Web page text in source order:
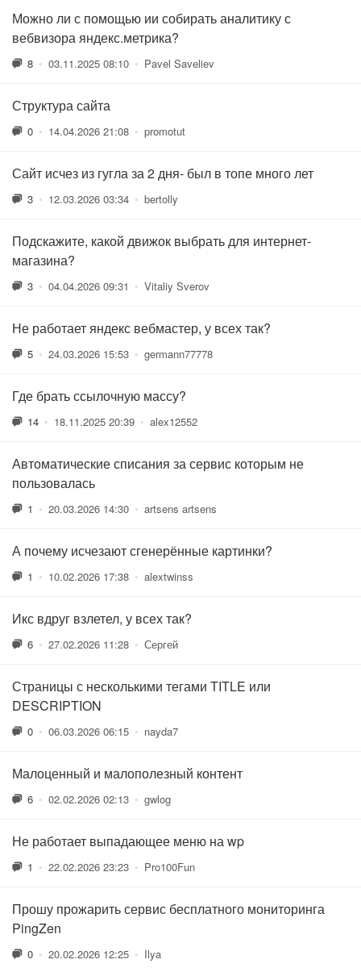
Можно ли с помощью ии собирать аналитику с
вебвизора яндекс.метрика?
8 • 03.11.2025 08:10 • Pavel Saveliev
Структура сайта
0 • 14.04.2026 21:08 • promotut
Сайт исчез из гугла за 2 дня- был в топе много лет
3 • 12.03.2026 03:34 • bertolly
Подскажите, какой движок выбрать для интернет-
магазина?
3 • 04.04.2026 09:31 • Vitaliy Sverov
Не работает яндекс вебмастер, у всех так?
5 • 24.03.2026 15:53 • germann77778
Где брать ссылочную массу?
14 • 18.11.2025 20:39 • alex12552
Автоматические списания за сервис которым не
пользовалась
1 • 20.03.2026 14:30 • artsens artsens
А почему исчезают сгенерённые картинки?
1 • 10.02.2026 17:38 • alextwinss
Икс вдруг взлетел, у всех так?
6 • 27.02.2026 11:28 • Сергей
Страницы с несколькими тегами TITLE или
DESCRIPTION
0 • 06.03.2026 06:15 • nayda7
Малоценный и малополезный контент
6 • 02.02.2026 02:13 • gwlog
Не работает выпадающее меню на wp
1 • 22.02.2026 23:23 • Pro100Fun
Прошу прожарить сервис бесплатного мониторинга
PingZen
0 • 20.02.2026 12:25 • Ilya